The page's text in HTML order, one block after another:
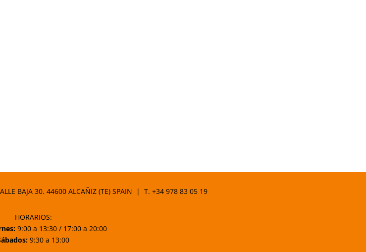
BAJA 30. 44600 ALCAÑIZ (TE) SPAIN | T. +34 978 83 05 19
HORARIOS:
9:00 a 13:30 / 17:00 a 20:00
9:30 a 13:00